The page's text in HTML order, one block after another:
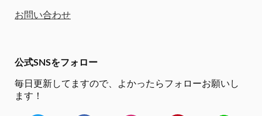
お問い合わせ
公式SNSをフォロー
毎日更新してますので、
よかったらフォローお願いし
ます！